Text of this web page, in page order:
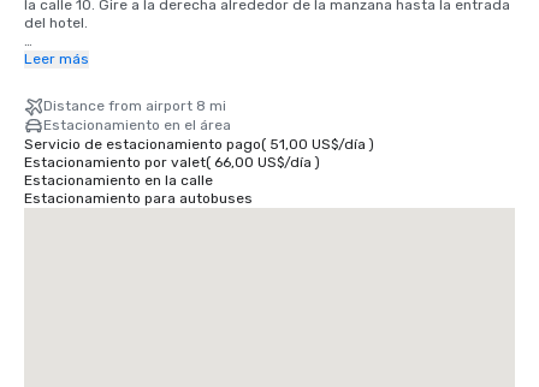
la calle 10. Gire a la derecha alrededor de la manzana hasta la entrada
del hotel.
Desde el aeropuerto internacional de San Francisco (SFO): tome la 101
980 South. Tome la salida de la calle 11th/12th Street. Siga 1 cuadra y
gire a la izquierda. El hotel está en la calle 11 y Broadway.
Leer más
Distance from airport 8 mi
Estacionamiento en el área
Servicio de estacionamiento pago( 51,00 US$/día )
Estacionamiento por valet( 66,00 US$/día )
Estacionamiento en la calle
Estacionamiento para autobuses